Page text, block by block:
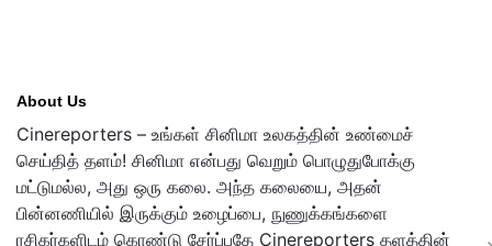
About Us
Cinereporters – உங்கள் சினிமா உலகத்தின் உண்மைச்
செய்தித் தளம்! சினிமா என்பது வெறும் பொழுதுபோக்கு
மட்டுமல்ல, அது ஒரு கலை. அந்த கலையை, அதன்
பின்னணியில் இருக்கும் உழைப்பை, நுணுக்கங்களை
ரசிகர்களிடம் கொண்டு சேர்ப்பதே Cinereporters தளத்தின்